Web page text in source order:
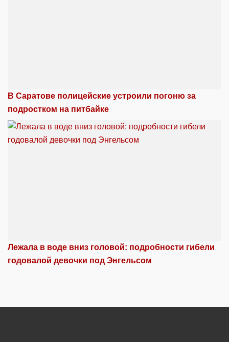
В Саратове полицейские устроили погоню за
подростком на питбайке
Лежала в воде вниз головой: подробности гибели
годовалой девочки под Энгельсом